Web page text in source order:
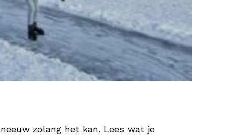
zolang het kan. Lees wat je